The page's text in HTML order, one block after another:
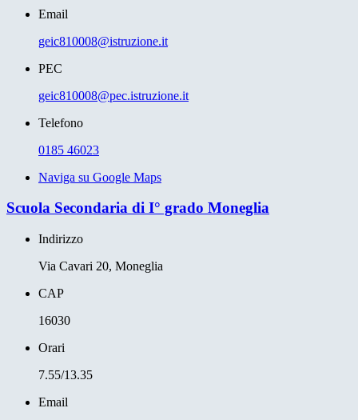
Email
geic810008@istruzione.it
PEC
geic810008@pec.istruzione.it
Telefono
0185 46023
Naviga su Google Maps
Scuola Secondaria di I° grado Moneglia
Indirizzo
Via Cavari 20, Moneglia
CAP
16030
Orari
7.55/13.35
Email